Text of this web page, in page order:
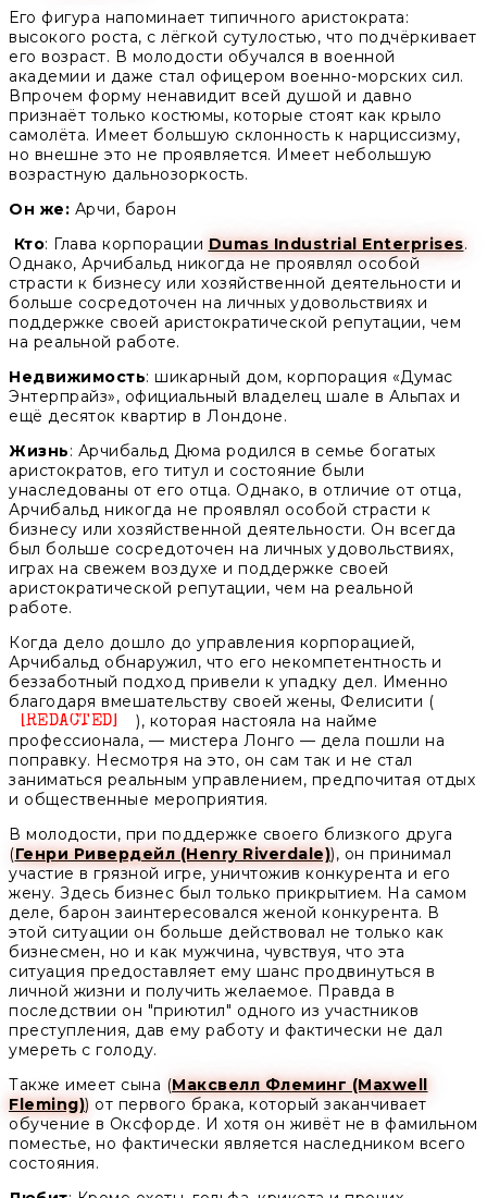
Его фигура напоминает типичного аристократа:
высокого роста, с лёгкой сутулостью, что подчёркивает
его возраст. В молодости обучался в военной
академии и даже стал офицером военно-морских сил.
Впрочем форму ненавидит всей душой и давно
признаёт только костюмы, которые стоят как крыло
самолёта. Имеет большую склонность к нарциссизму,
но внешне это не проявляется. Имеет небольшую
возрастную дальнозоркость.
Он же: Арчи, барон
Кто: Глава корпорации Dumas Industrial Enterprises.
Однако, Арчибальд никогда не проявлял особой
страсти к бизнесу или хозяйственной деятельности и
больше сосредоточен на личных удовольствиях и
поддержке своей аристократической репутации, чем
на реальной работе.
Недвижимость: шикарный дом, корпорация «Думас
Энтерпрайз», официальный владелец шале в Альпах и
ещё десяток квартир в Лондоне.
Жизнь: Арчибальд Дюма родился в семье богатых
аристократов, его титул и состояние были
унаследованы от его отца. Однако, в отличие от отца,
Арчибальд никогда не проявлял особой страсти к
бизнесу или хозяйственной деятельности. Он всегда
был больше сосредоточен на личных удовольствиях,
играх на свежем воздухе и поддержке своей
аристократической репутации, чем на реальной
работе.
Когда дело дошло до управления корпорацией,
Арчибальд обнаружил, что его некомпетентность и
беззаботный подход привели к упадку дел. Именно
благодаря вмешательству своей жены, Фелисити (
Unknown
), которая настояла на найме
профессионала, — мистера Лонго — дела пошли на
поправку. Несмотря на это, он сам так и не стал
заниматься реальным управлением, предпочитая отдых
и общественные мероприятия.
В молодости, при поддержке своего близкого друга
(Генри Ривердейл (Henry Riverdale)), он принимал
участие в грязной игре, уничтожив конкурента и его
жену. Здесь бизнес был только прикрытием. На самом
деле, барон заинтересовался женой конкурента. В
этой ситуации он больше действовал не только как
бизнесмен, но и как мужчина, чувствуя, что эта
ситуация предоставляет ему шанс продвинуться в
личной жизни и получить желаемое. Правда в
последствии он "приютил" одного из участников
преступления, дав ему работу и фактически не дал
умереть с голоду.
Также имеет сына (Максвелл Флеминг (Maxwell
Fleming)) от первого брака, который заканчивает
обучение в Оксфорде. И хотя он живёт не в фамильном
поместье, но фактически является наследником всего
состояния.